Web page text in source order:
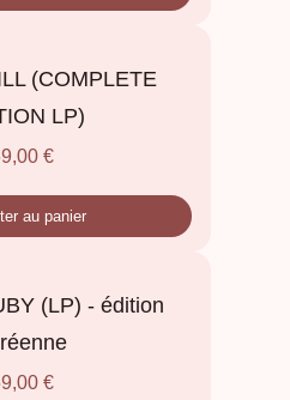
(COMPLETE
LP)
€
au panier
(LP) - édition
€